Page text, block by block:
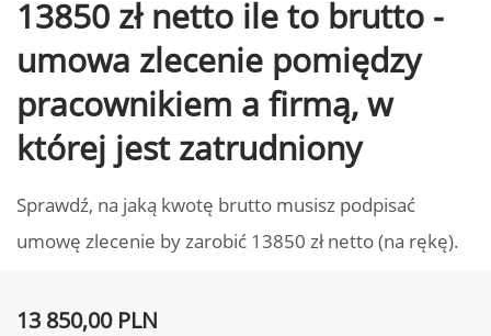
13850 zł netto ile to brutto -
umowa zlecenie pomiędzy
pracownikiem a firmą, w
której jest zatrudniony
Sprawdź, na jaką kwotę brutto musisz podpisać
umowę zlecenie by zarobić 13850 zł netto (na rękę).
13 850,00 PLN